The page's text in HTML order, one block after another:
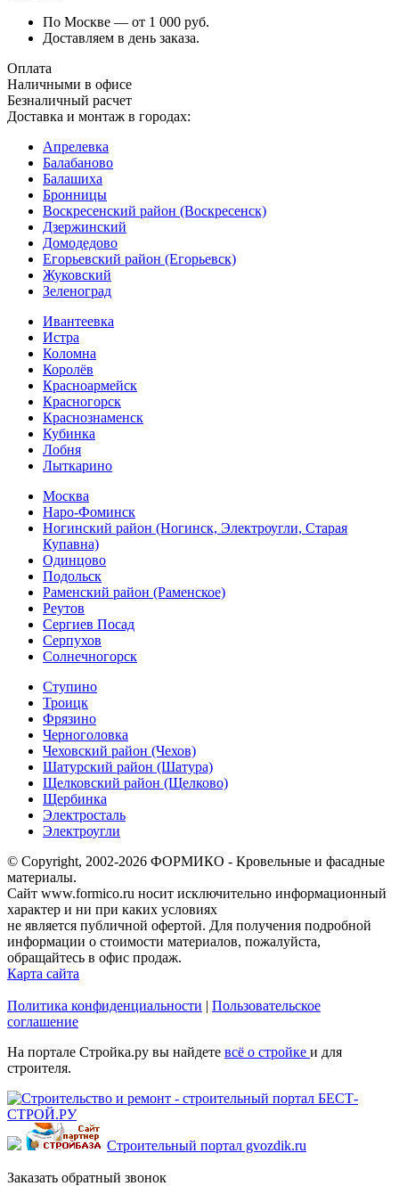
По Москве — от 1 000 руб.
Доставляем в день заказа.
Оплата
Наличными в офисе
Безналичный расчет
Доставка и монтаж в городах:
Апрелевка
Балабаново
Балашиха
Бронницы
Воскресенский район (Воскресенск)
Дзержинский
Домодедово
Егорьевский район (Егорьевск)
Жуковский
Зеленоград
Ивантеевка
Истра
Коломна
Королёв
Красноармейск
Красногорск
Краснознаменск
Кубинка
Лобня
Лыткарино
Москва
Наро-Фоминск
Ногинский район (Ногинск, Электроугли, Старая
Купавна)
Одинцово
Подольск
Раменский район (Раменское)
Реутов
Сергиев Посад
Серпухов
Солнечногорск
Ступино
Троицк
Фрязино
Черноголовка
Чеховский район (Чехов)
Шатурский район (Шатура)
Щелковский район (Щелково)
Щербинка
Электросталь
Электроугли
© Copyright, 2002-2026 ФОРМИКО - Кровельные и фасадные
материалы.
Сайт www.formico.ru носит исключительно информационный
характер и ни при каких условиях
не является публичной офертой. Для получения подробной
информации о стоимости материалов, пожалуйста,
обращайтесь в офис продаж.
Карта сайта
Политика конфиденциальности | Пользовательское
соглашение
На портале Стройка.ру вы найдете всё о стройке и для
строителя.
Строительный портал gvozdik.ru
Заказать обратный звонок